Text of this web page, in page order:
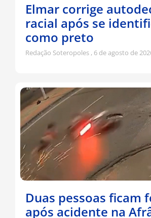
Elmar corrige
racial após se
como preto
Redação Soteropoles 6 de agosto de
Duas pessoas ficam
após acidente na